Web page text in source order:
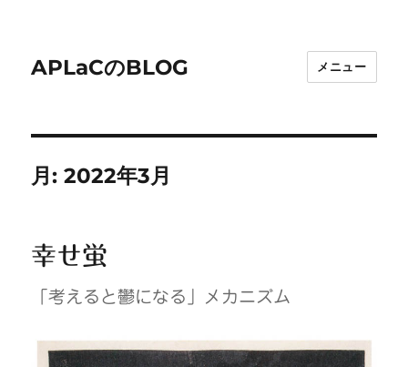
APLaCのBLOG メニュー
月:2022年3月
幸せ蛍
「考えると鬱になる」メカニズム